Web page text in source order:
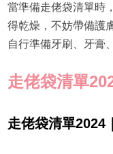
當準備走佬袋清單時
得乾燥，不妨帶備護
自行準備牙刷、牙膏
走佬袋清單
走佬袋清單2024